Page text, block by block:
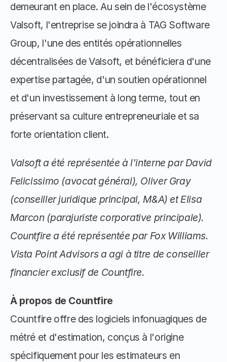
demeurant en place. Au sein de l'écosystème
Valsoft, l'entreprise se joindra à TAG Software
Group, l'une des entités opérationnelles
décentralisées de Valsoft, et bénéficiera d'une
expertise partagée, d'un soutien opérationnel
et d'un investissement à long terme, tout en
préservant sa culture entrepreneuriale et sa
forte orientation client.
Valsoft a été représentée à l'interne par David
Felicissimo (avocat général), Oliver Gray
(conseiller juridique principal, M&A) et Elisa
Marcon (parajuriste corporative principale).
Countfire a été représentée par Fox Williams.
Vista Point Advisors a agi à titre de conseiller
financier exclusif de Countfire.
À propos de Countfire
Countfire offre des logiciels infonuagiques de
métré et d'estimation, conçus à l'origine
spécifiquement pour les estimateurs en